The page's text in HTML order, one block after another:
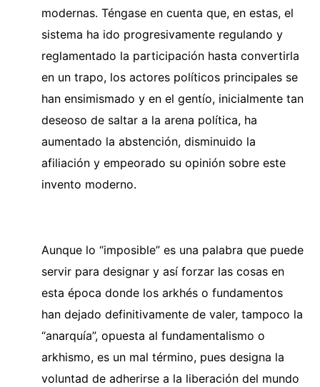
modernas. Téngase en cuenta que, en estas, el
sistema ha ido progresivamente regulando y
reglamentado la participación hasta convertirla
en un trapo, los actores políticos principales se
han ensimismado y en el gentío, inicialmente tan
deseoso de saltar a la arena política, ha
aumentado la abstención, disminuido la
afiliación y empeorado su opinión sobre este
invento moderno.
Aunque lo “imposible” es una palabra que puede
servir para designar y así forzar las cosas en
esta época donde los arkhés o fundamentos
han dejado definitivamente de valer, tampoco la
“anarquía”, opuesta al fundamentalismo o
arkhismo, es un mal término, pues designa la
voluntad de adherirse a la liberación del mundo